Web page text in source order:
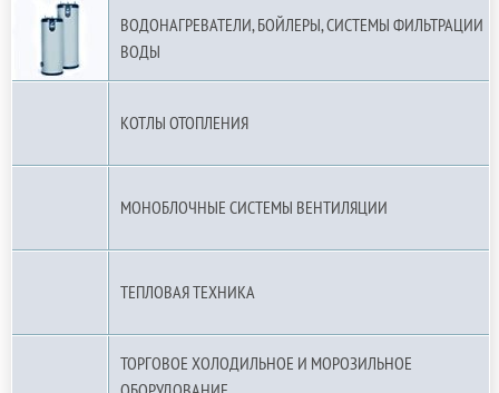
ВОДОНАГРЕВАТЕЛИ, БОЙЛЕРЫ, СИСТЕМЫ ФИЛЬТРАЦИИ
ВОДЫ
КОТЛЫ ОТОПЛЕНИЯ
МОНОБЛОЧНЫЕ СИСТЕМЫ ВЕНТИЛЯЦИИ
ТЕПЛОВАЯ ТЕХНИКА
ТОРГОВОЕ ХОЛОДИЛЬНОЕ И МОРОЗИЛЬНОЕ